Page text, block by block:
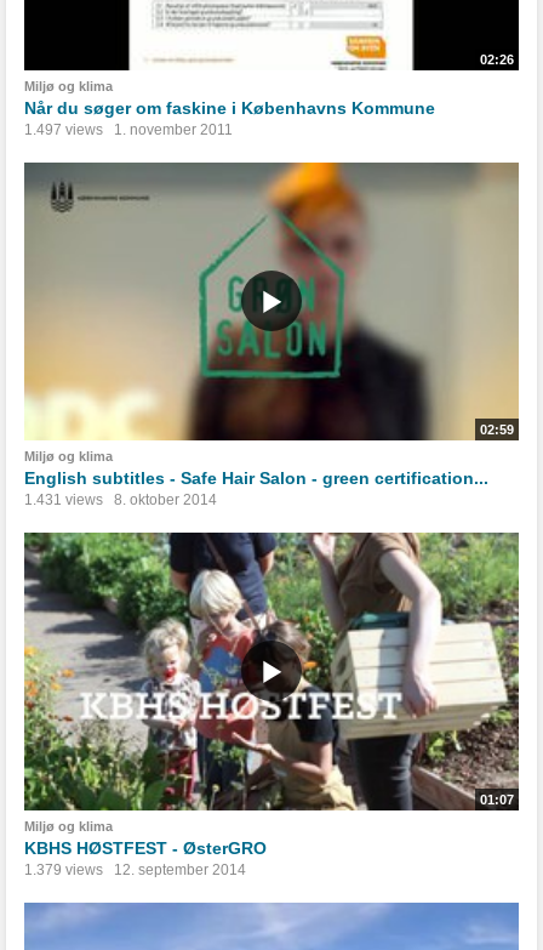
02:26
Miljø og klima
Når du søger om faskine i Københavns Kommune
1.497 views 1. november 2011
02:59
Miljø og klima
English subtitles - Safe Hair Salon - green certification...
1.431 views 8. oktober 2014
01:07
Miljø og klima
KBHS HØSTFEST - ØsterGRO
1.379 views 12. september 2014